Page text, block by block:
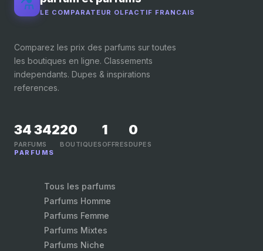
LE COMPARATEUR OLFACTIF FRANCAIS
Comparez les prix des parfums sur toutes
les boutiques en ligne. Classements
independants. Dupes & inspirations
references.
34 342
PARFUMS
20
BOUTIQUES
1
OFFRES
0
DUPES
PARFUMS
Tous les parfums
Parfums Homme
Parfums Femme
Parfums Mixtes
Parfums Niche